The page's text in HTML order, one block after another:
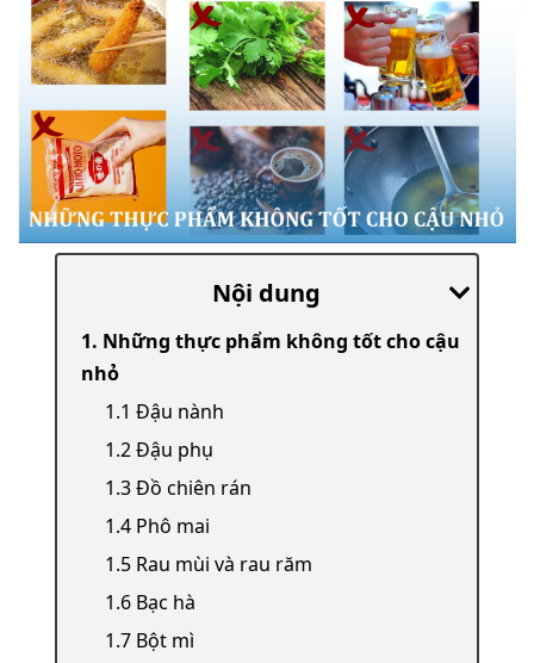
Nội dung
1. Những thực phẩm không tốt cho cậu
nhỏ
1.1 Đậu nành
1.2 Đậu phụ
1.3 Đồ chiên rán
1.4 Phô mai
1.5 Rau mùi và rau răm
1.6 Bạc hà
1.7 Bột mì